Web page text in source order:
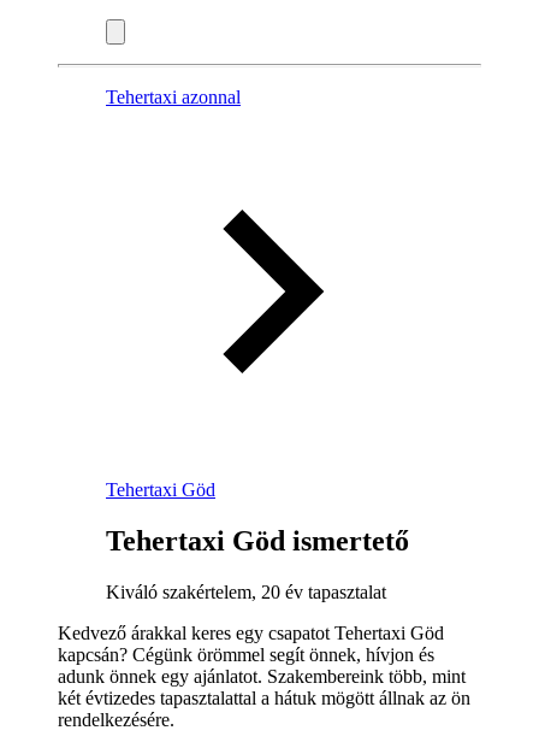
Tehertaxi azonnal
Tehertaxi Göd
Tehertaxi Göd ismertető
Kiváló szakértelem, 20 év tapasztalat
Kedvező árakkal keres egy csapatot Tehertaxi Göd
kapcsán? Cégünk örömmel segít önnek, hívjon és
adunk önnek egy ajánlatot. Szakembereink több, mint
két évtizedes tapasztalattal a hátuk mögött állnak az ön
rendelkezésére.